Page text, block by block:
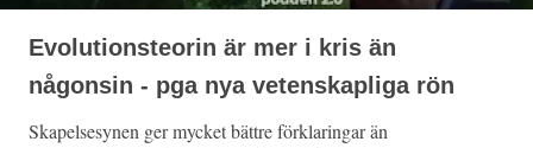
Evolutionsteorin är mer i kris än
någonsin - pga nya vetenskapliga rön
Skapelsesynen ger mycket bättre förklaringar än